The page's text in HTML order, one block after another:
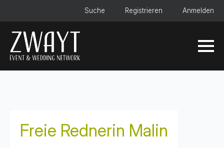
Suche Registrieren Anmelden
Freie Rednerin Malin